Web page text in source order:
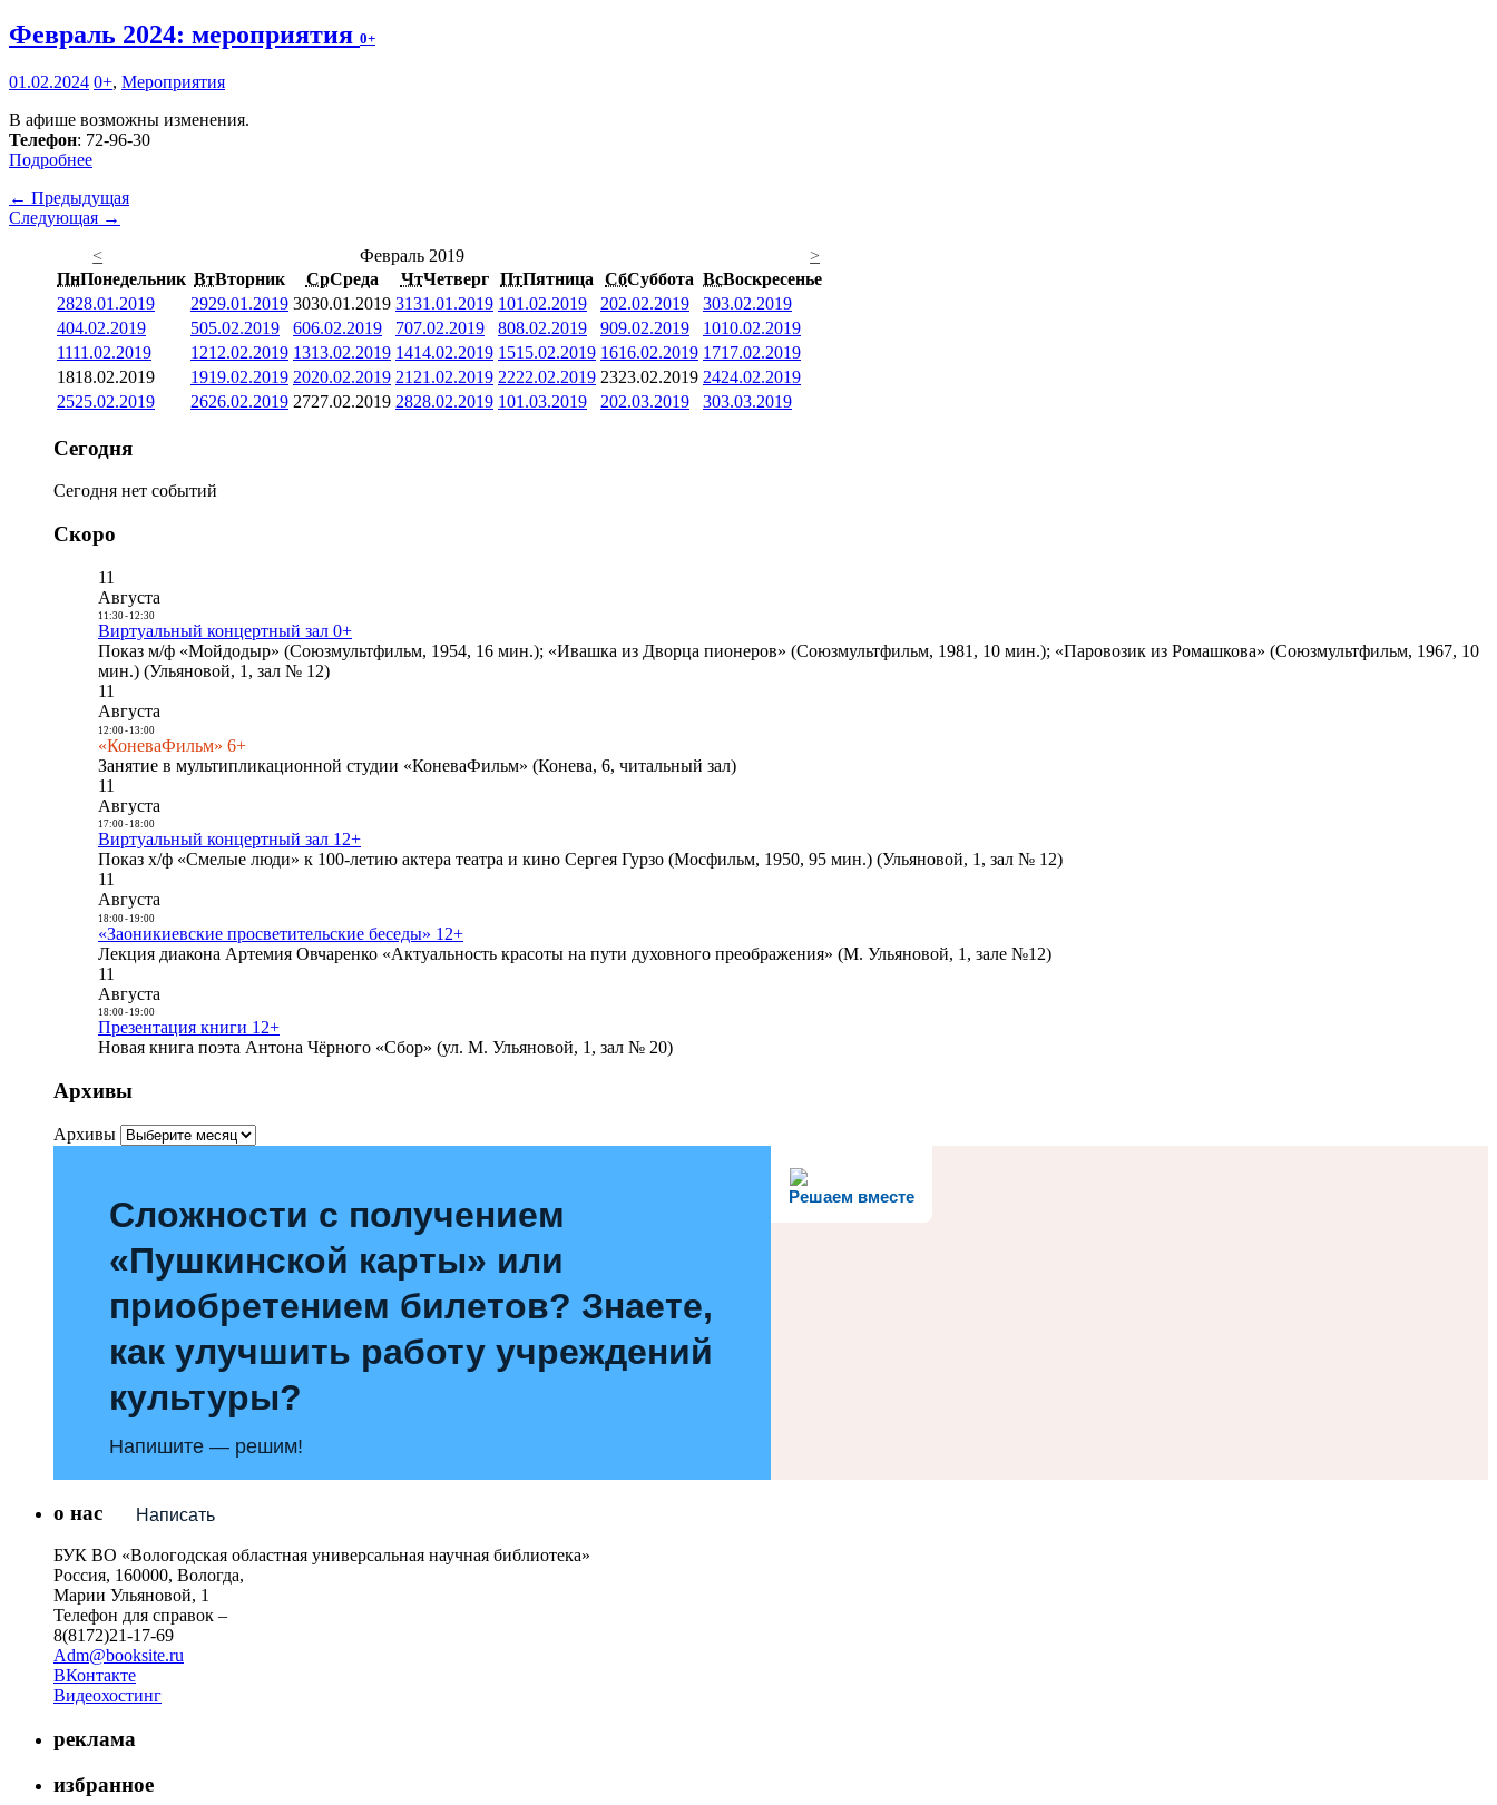
Февраль 2024: мероприятия 0+
01.02.2024 0+, Мероприятия
В афише возможны изменения.
Телефон: 72-96-30
Подробнее
← Предыдущая
Следующая →
<
Февраль 2019
>
ПнПонедельник ВтВторник СрСреда ЧтЧетверг ПтПятница СбСуббота ВсВоскресенье
2828.01.2019 2929.01.2019 3030.01.2019 3131.01.2019 101.02.2019 202.02.2019 303.02.2019
404.02.2019 505.02.2019 606.02.2019 707.02.2019 808.02.2019 909.02.2019 1010.02.2019
1111.02.2019 1212.02.2019 1313.02.2019 1414.02.2019 1515.02.2019 1616.02.2019 1717.02.2019
1818.02.2019 1919.02.2019 2020.02.2019 21 21.02.2019 2222.02.2019 2323.02.2019 2424.02.2019
2525.02.2019 2626.02.2019 2727.02.2019 2828.02.2019 101.03.2019 202.03.2019 303.03.2019
Сегодня
Сегодня нет событий
Скоро
11
Августа
11:30- 12:30
Виртуальный концертный зал 0+
Показ м/ф «Мойдодыр» (Союзмультфильм, 1954, 16 мин.); «Ивашка из Дворца пионеров» (Союзмультфильм, 1981, 10 мин.); «Паровозик из Ромашкова» (Союзмультфильм, 1967, 10
мин.) (Ульяновой, 1, зал № 12)
11
Августа
12:00- 13:00
«КоневаФильм» 6+
Занятие в мультипликационной студии «КоневаФильм» (Конева, 6, читальный зал)
11
Августа
17:00- 18:00
Виртуальный концертный зал 12+
Показ х/ф «Смелые люди» к 100-летию актера театра и кино Сергея Гурзо (Мосфильм, 1950, 95 мин.) (Ульяновой, 1, зал № 12)
11
Августа
18:00- 19:00
«Заоникиевские просветительские беседы» 12+
Лекция диакона Артемия Овчаренко «Актуальность красоты на пути духовного преображения» (М. Ульяновой, 1, зале №12)
11
Августа
18:00- 19:00
Презентация книги 12+
Новая книга поэта Антона Чёрного «Сбор» (ул. М. Ульяновой, 1, зал № 20)
Архивы
Архивы
Решаем вместе
Сложности с получением
«Пушкинской карты» или
приобретением билетов? Знаете,
как улучшить работу учреждений
культуры?
Напишите — решим!
Написать
о нас
БУК ВО «Вологодская областная универсальная научная библиотека»
Россия, 160000, Вологда,
Марии Ульяновой, 1
Телефон для справок –
8(8172)21-17-69
Adm@booksite.ru
ВКонтакте
Видеохостинг
реклама
избранное